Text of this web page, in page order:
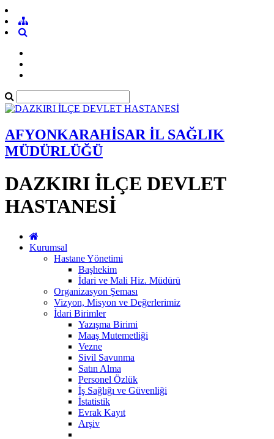
AFYONKARAHİSAR İL SAĞLIK
MÜDÜRLÜĞÜ
DAZKIRI İLÇE DEVLET
HASTANESİ
Kurumsal
Hastane Yönetimi
Başhekim
İdari ve Mali Hiz. Müdürü
Organizasyon Şeması
Vizyon, Misyon ve Değerlerimiz
İdari Birimler
Yazışma Birimi
Maaş Mutemetliği
Vezne
Sivil Savunma
Satın Alma
Personel Özlük
İş Sağlığı ve Güvenliği
İstatistik
Evrak Kayıt
Arşiv